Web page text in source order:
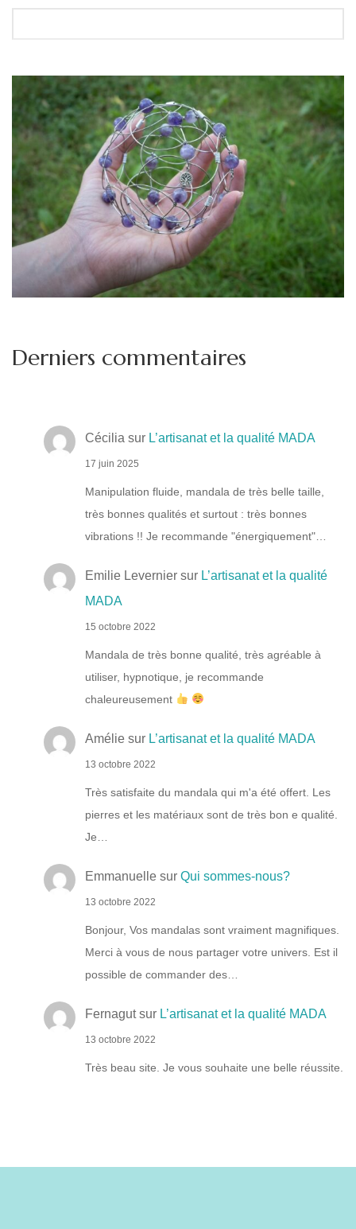
Derniers commentaires
Cécilia sur L’artisanat et la qualité MADA
17 juin 2025
Manipulation fluide, mandala de très belle taille,
très bonnes qualités et surtout : très bonnes
vibrations !! Je recommande "énergiquement"…
Emilie Levernier sur L’artisanat et la qualité
MADA
15 octobre 2022
Mandala de très bonne qualité, très agréable à
utiliser, hypnotique, je recommande
chaleureusement
Amélie sur L’artisanat et la qualité MADA
13 octobre 2022
Très satisfaite du mandala qui m'a été offert. Les
pierres et les matériaux sont de très bon e qualité.
Je…
Emmanuelle sur Qui sommes-nous?
13 octobre 2022
Bonjour, Vos mandalas sont vraiment magnifiques.
Merci à vous de nous partager votre univers. Est il
possible de commander des…
Fernagutsur L’artisanat et la qualité MADA
13 octobre 2022
Très beau site. Je vous souhaite une belle réussite.